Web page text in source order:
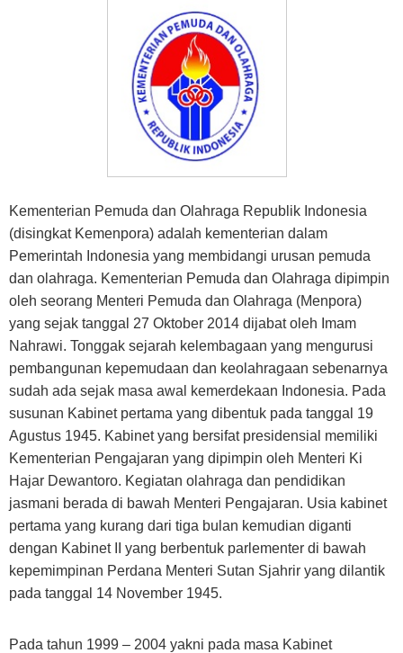
Kementerian Pemuda dan Olahraga Republik Indonesia
(disingkat Kemenpora) adalah kementerian dalam
Pemerintah Indonesia yang membidangi urusan pemuda
dan olahraga. Kementerian Pemuda dan Olahraga dipimpin
oleh seorang Menteri Pemuda dan Olahraga (Menpora)
yang sejak tanggal 27 Oktober 2014 dijabat oleh Imam
Nahrawi. Tonggak sejarah kelembagaan yang mengurusi
pembangunan kepemudaan dan keolahragaan sebenarnya
sudah ada sejak masa awal kemerdekaan Indonesia. Pada
susunan Kabinet pertama yang dibentuk pada tanggal 19
Agustus 1945. Kabinet yang bersifat presidensial memiliki
Kementerian Pengajaran yang dipimpin oleh Menteri Ki
Hajar Dewantoro. Kegiatan olahraga dan pendidikan
jasmani berada di bawah Menteri Pengajaran. Usia kabinet
pertama yang kurang dari tiga bulan kemudian diganti
dengan Kabinet II yang berbentuk parlementer di bawah
kepemimpinan Perdana Menteri Sutan Sjahrir yang dilantik
pada tanggal 14 November 1945.
Pada tahun 1999 – 2004 yakni pada masa Kabinet